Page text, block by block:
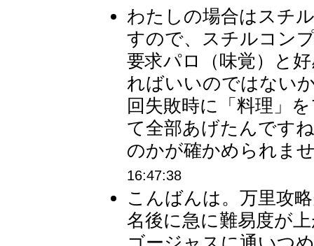
わたしの場合はスチ
すので、スチルコン
要求パロ（味覚）と
ればいいのではない
回失敗時に「料理」
て全部あげたんです
のかが確かめられま
16:47:38
こんばんは。万里攻
名後に急に難易度が